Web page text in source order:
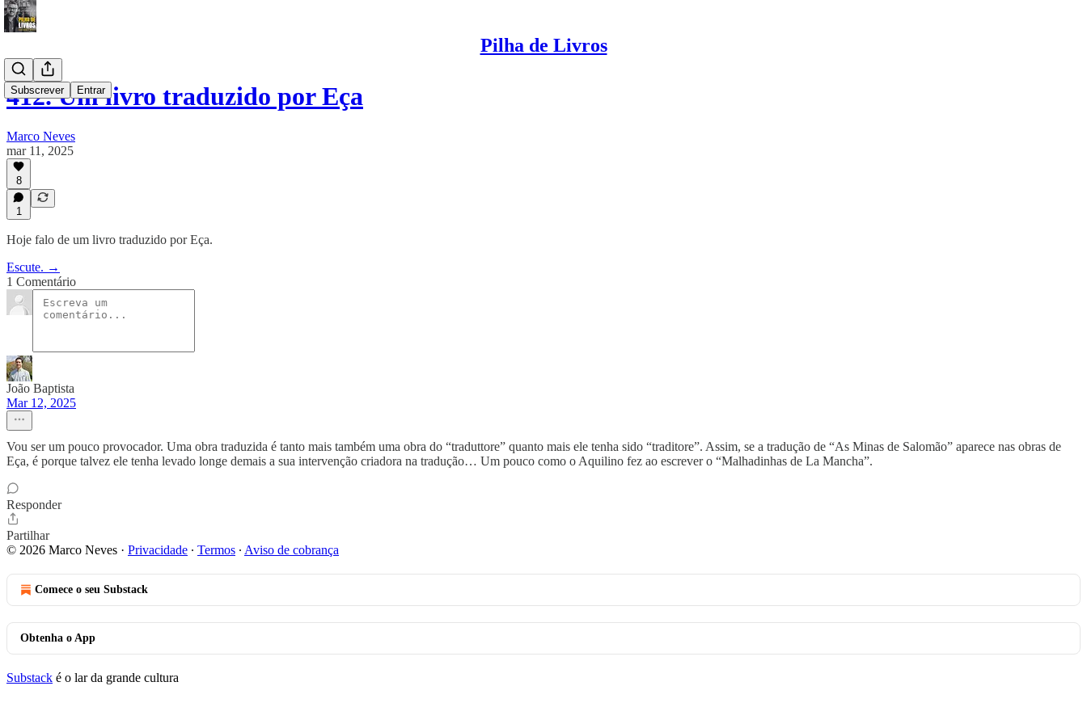
Pilha de Livros
Subscrever Entrar
412. Um livro traduzido por Eça
Marco Neves
mar 11, 2025
8
1
Hoje falo de um livro traduzido por Eça.
Escute. →
1 Comentário
João Baptista
Mar 12, 2025
Vou ser um pouco provocador. Uma obra traduzida é tanto mais também uma obra do “traduttore” quanto mais ele tenha sido “traditore”. Assim, se a tradução de “As Minas de Salomão” aparece nas obras de
Eça, é porque talvez ele tenha levado longe demais a sua intervenção criadora na tradução… Um pouco como o Aquilino fez ao escrever o “Malhadinhas de La Mancha”.
Responder
Partilhar
© 2026 Marco Neves · Privacidade ∙ Termos ∙ Aviso de cobrança
Comece o seu Substack
Obtenha o App
Substack é o lar da grande cultura